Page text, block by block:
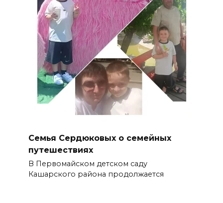
Семья Сердюковых о семейных
путешествиях
В Первомайском детском саду
Кашарского района продолжается